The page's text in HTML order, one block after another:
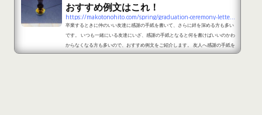
おすすめ例文はこれ！
https://makotonohito.com/spring/graduation-ceremony-letter-5
卒業するときに仲のいい友達に感謝の手紙を書いて、さらに絆を深める方も多い
です。 いつも一緒にいる友達にいざ、感謝の手紙となると何を書けばいいのかわ
からなくなる方も多いので、おすすめ例文をご紹介します。 友人へ感謝の手紙を
書く時のポイントとは？ 書き方・友人と過ごした学校生活に感謝の気持ちを伝え